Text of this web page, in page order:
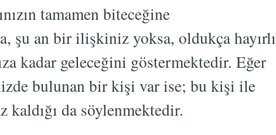
tamamen biteceğine
şu an bir ilişkiniz yoksa, oldukça hayırlı
kadar geleceğini göstermektedir. Eğer
bulunan bir kişi var ise; bu kişi ile
da söylenmektedir.